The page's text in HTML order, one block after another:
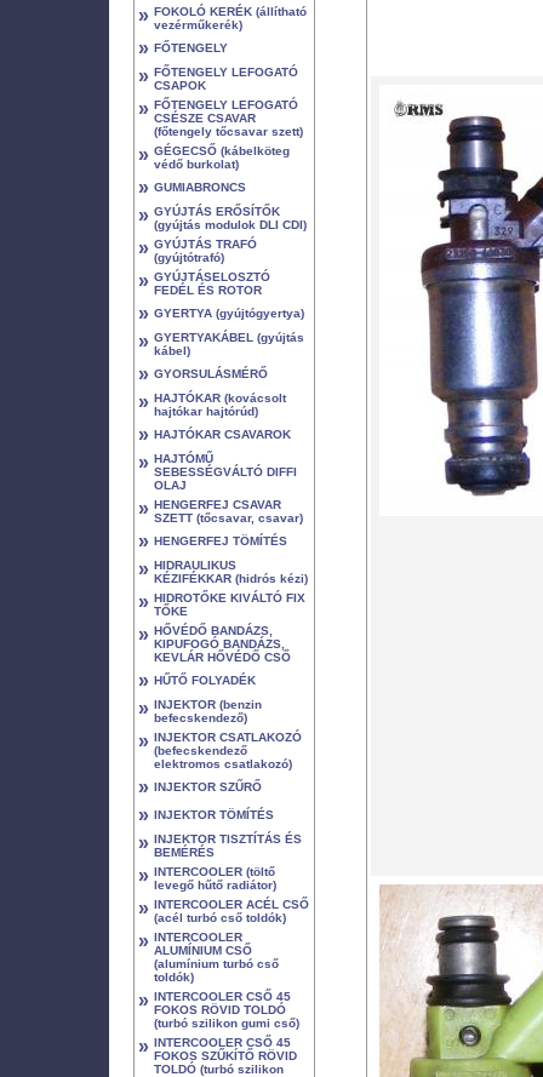
» FOKOLÓ KERÉK (állítható
vezérműkerék)
» FŐTENGELY
» FŐTENGELY LEFOGATÓ
CSAPOK
» FŐTENGELY LEFOGATÓ
CSÉSZE CSAVAR
(főtengely tőcsavar szett)
» GÉGECSŐ (kábelköteg
védő burkolat)
» GUMIABRONCS
» GYÚJTÁS ERŐSÍTŐK
(gyújtás modulok DLI CDI)
» GYÚJTÁS TRAFÓ
(gyújtótrafó)
» GYÚJTÁSELOSZTÓ
FEDÉL ÉS ROTOR
» GYERTYA (gyújtógyertya)
» GYERTYAKÁBEL (gyújtás
kábel)
» GYORSULÁSMÉRŐ
» HAJTÓKAR (kovácsolt
hajtókar hajtórúd)
» HAJTÓKAR CSAVAROK
» HAJTÓMŰ
SEBESSÉGVÁLTÓ DIFFI
OLAJ
» HENGERFEJ CSAVAR
SZETT (tőcsavar, csavar)
» HENGERFEJ TÖMÍTÉS
» HIDRAULIKUS
KÉZIFÉKKAR (hidrós kézi)
» HIDROTŐKE KIVÁLTÓ FIX
TŐKE
» HŐVÉDŐ BANDÁZS,
KIPUFOGÓ BANDÁZS,
KEVLÁR HŐVÉDŐ CSŐ
» HŰTŐ FOLYADÉK
» INJEKTOR (benzin
befecskendező)
» INJEKTOR CSATLAKOZÓ
(befecskendező
elektromos csatlakozó)
» INJEKTOR SZŰRŐ
» INJEKTOR TÖMÍTÉS
» INJEKTOR TISZTÍTÁS ÉS
BEMÉRÉS
» INTERCOOLER (töltő
levegő hűtő radiátor)
» INTERCOOLER ACÉL CSŐ
(acél turbó cső toldók)
» INTERCOOLER
ALUMÍNIUM CSŐ
(alumínium turbó cső
toldók)
» INTERCOOLER CSŐ 45
FOKOS RÖVID TOLDÓ
(turbó szilikon gumi cső)
» INTERCOOLER CSŐ 45
FOKOS SZŰKÍTŐ RÖVID
TOLDÓ (turbó szilikon